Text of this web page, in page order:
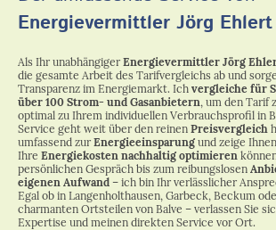
Energievermittler Jörg Ehlert
Als Ihr unabhängiger Energievermittler Jörg
die gesamte Arbeit des Tarifvergleichs ab und
Transparenz im Energiemarkt. Ich vergleiche für
über 100 Strom- und Gasanbietern, um den Tarif
optimal zu Ihrem individuellen Verbrauchsprofil in
Service geht weit über den reinen Preisvergleich
umfassend zur Energieeinsparung und zeige
Ihre Energiekosten nachhaltig optimieren
persönlichen Gespräch bis zum reibungslosen
eigenen Aufwand – ich bin Ihr verlässlicher
Egal ob in Langenholthausen, Garbeck, Beckum
charmanten Ortsteilen von Balve – verlassen Sie
Expertise und meinen direkten Service vor Ort.